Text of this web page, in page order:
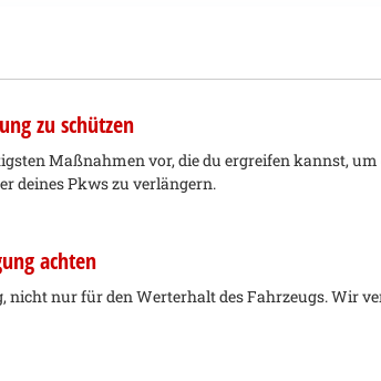
zu schützen
Maßnahmen vor, die du ergreifen kannst,
deines Pkws zu verlängern.
achten
nur für den Werterhalt des Fahrzeugs. Wir